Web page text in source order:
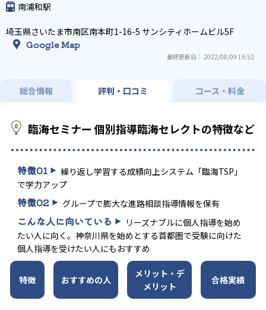
南浦和駅
埼玉県さいたま市南区南本町1-16-5 サンシティホームビル5F
Google Map
最終更新日： 2022/08/09 16:52
総合情報 評判・口コミ コース・料金
臨海セミナー 個別指導臨海セレクトの特徴など
特徴01
繰り返し学習する成績向上システム「臨海TSP」
で学力アップ
特徴02 グループで膨大な進路相談指導情報を保有
こんな人に向いている
リーズナブルに個人指導を始め
たい人に向く。神奈川県を始めとする首都圏で受験に向けた
個人指導を受けたい人にもおすすめ
特徴 おすすめの人
メリット・デ
メリット
合格実績